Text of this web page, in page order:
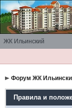
ЖК Ильинский
Форум ЖК
Правила и